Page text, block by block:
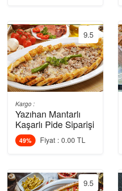
9.5
Kargo :
Yazıhan Mantarlı
Kaşarlı Pide Siparişi
49% Fiyat : 0.00 TL
9.5